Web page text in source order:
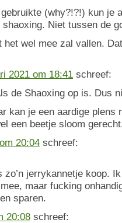
(why?!?!) kun je
Niet tussen de
wel mee zal vallen.
2021 om 18:41 schreef:
de Shaoxing op is. Dus
kan je een aardige
een beetje sloom
20:04 schreef:
jerrykannetje koop.
maar fucking
sparen.
20:08 schreef: